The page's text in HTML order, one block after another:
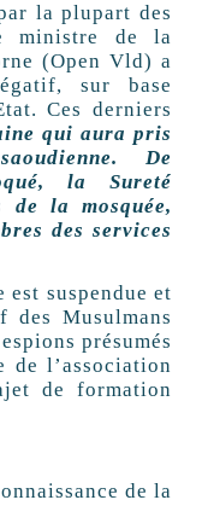
la plupart des
ministre de la
(Open Vld) a
sur base
Ces derniers
qui aura pris
De
la Sureté
de la mosquée,
des services
est suspendue et
Musulmans
présumés
de l’association
de formation
de la